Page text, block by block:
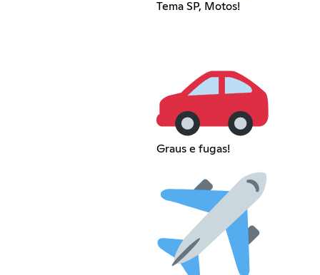
Tema SP, Motos!
Graus e fugas!